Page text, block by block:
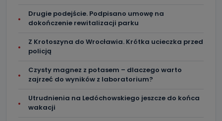
Drugie podejście. Podpisano umowę na
dokończenie rewitalizacji parku
Z Krotoszyna do Wrocławia. Krótka ucieczka przed
policją
Czysty magnez z potasem – dlaczego warto
zajrzeć do wyników z laboratorium?
Utrudnienia na Ledóchowskiego jeszcze do końca
wakacji